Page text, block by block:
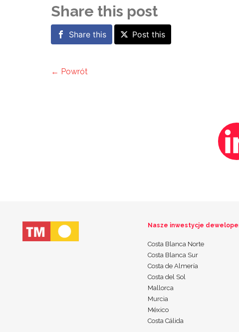
Share this post
Share this Post this
← Powrót
Nasze inwestycje
Costa Blanca Norte
Costa Blanca Sur
Costa de Almería
Costa del Sol
Mallorca
Murcia
México
Costa Cálida